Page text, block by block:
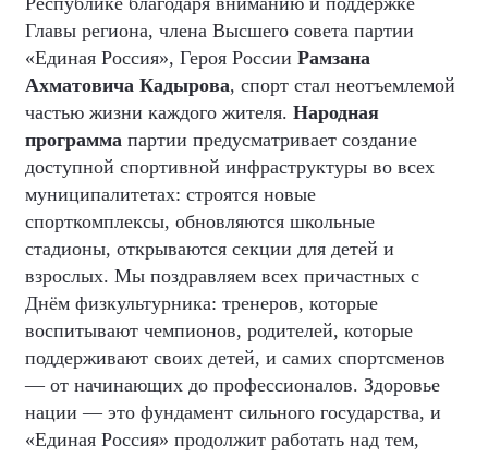
Главы региона, члена Высшего совета партии
«Единая Россия», Героя России Рамзана
Ахматовича Кадырова, спорт стал неотъемлемой
частью жизни каждого жителя. Народная
программа партии предусматривает создание
доступной спортивной инфраструктуры во всех
муниципалитетах: строятся новые
спорткомплексы, обновляются школьные
стадионы, открываются секции для детей и
взрослых. Мы поздравляем всех причастных с
Днём физкультурника: тренеров, которые
воспитывают чемпионов, родителей, которые
поддерживают своих детей, и самих спортсменов
— от начинающих до профессионалов. Здоровье
нации — это фундамент сильного государства, и
«Единая Россия» продолжит работать над тем,